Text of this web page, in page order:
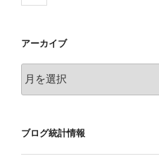
アーカイブ
ー
ブ
ブログ統計情報